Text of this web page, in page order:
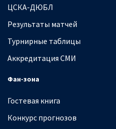
ЦСКА-ДЮБЛ
Результаты матчей
Турнирные таблицы
Аккредитация СМИ
Фан-зона
Гостевая книга
Конкурс прогнозов